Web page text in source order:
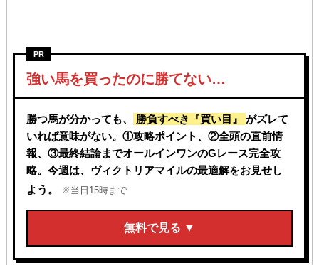
PR
強い馬を買ったのに勝てない…
勝つ馬が分かっても、 勝負すべき『買い目』
がズレて
いれば意味がない。①攻略ポイント、②全頭の直前情
報、③最終結論までオールインワンのGレース完全攻
略。今週は、ヴィクトリアマイルの最適解をお見せし
よう。
※当日15時まで
無料で見る ▼